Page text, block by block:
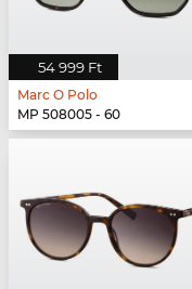
54 999 Ft
Marc O Polo
MP 508005 - 60